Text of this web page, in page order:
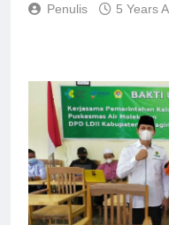
Penulis 5 Years